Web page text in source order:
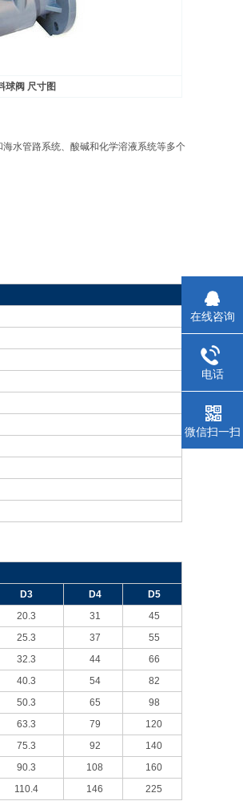
球阀 尺寸图
水管路系统、酸碱和化学溶液系统等多个
D3 D4
D5
20.3 31
45
25.3 37
55
32.3 44
66
40.3 54
82
50.3 65
98
63.3 79
120
75.3 92
140
90.3 108
160
110.4 146 225
在线咨询
电话
微信扫一扫